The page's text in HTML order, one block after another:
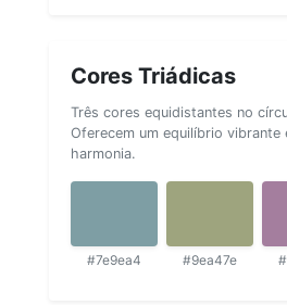
Cores Triádicas
Três cores equidistantes no
Oferecem um equilíbrio vibrante
harmonia.
#7e9ea4 #9ea47e